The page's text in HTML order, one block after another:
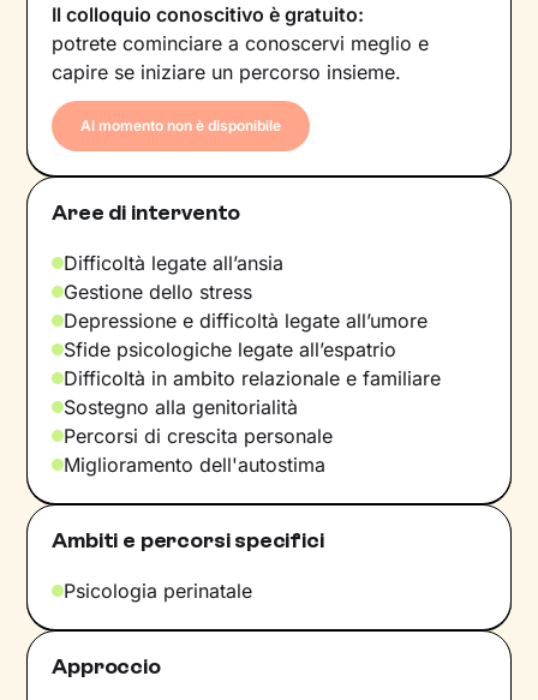
Il colloquio conoscitivo è gratuito:
potrete cominciare a conoscervi meglio e
capire se iniziare un percorso insieme.
Al momento non è disponibile
Aree di intervento
Difficoltà legate all’ansia
Gestione dello stress
Depressione e difficoltà legate all’umore
Sfide psicologiche legate all’espatrio
Difficoltà in ambito relazionale e familiare
Sostegno alla genitorialità
Percorsi di crescita personale
Miglioramento dell'autostima
Ambiti e percorsi specifici
Psicologia perinatale
Approccio